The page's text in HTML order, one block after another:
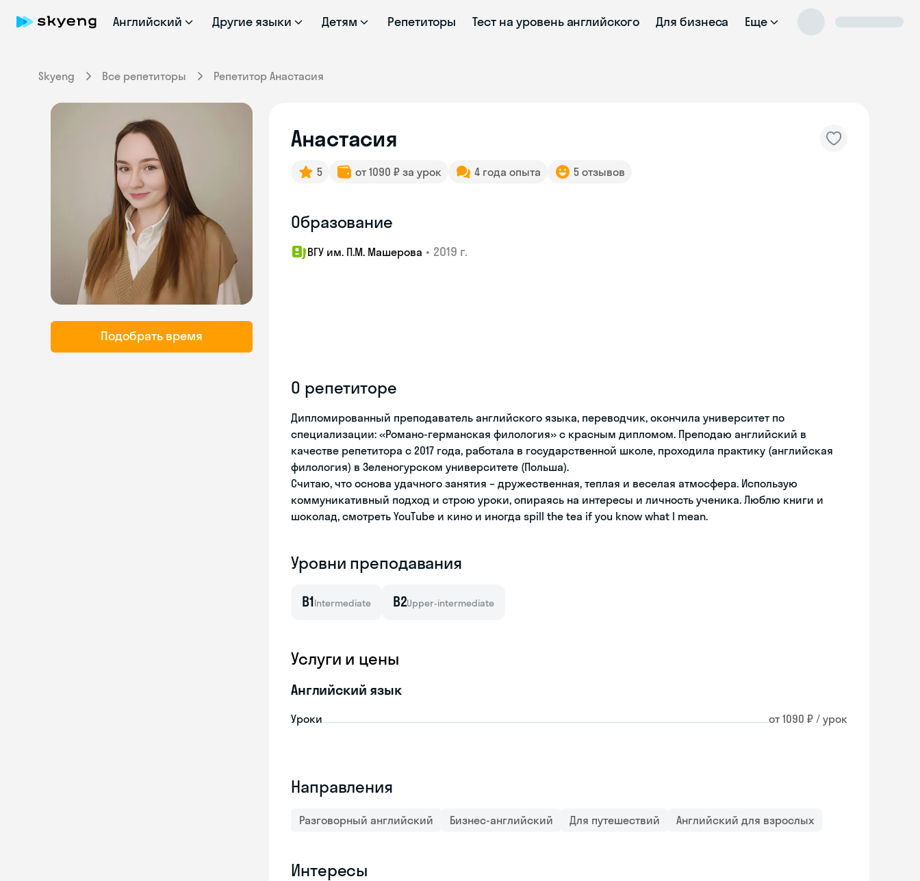
Английский Другие языки Детям Репетиторы Тест на уровень английского Для бизнеса Еще
Skyeng Все репетиторы Репетитор Анастасия
Подобрать время
Анастасия
5 от 1090 ₽ за урок 4 года опыта 5 отзывов
Образование
ВГУ им. П.М. Машерова • 2019 г.
О репетиторе
Дипломированный преподаватель английского языка, переводчик, окончила университет по
специализации: «Романо-германская филология» с красным дипломом. Преподаю английский в
качестве репетитора с 2017 года, работала в государственной школе, проходила практику (английская
филология) в Зеленогурском университете (Польша).
Считаю, что основа удачного занятия – дружественная, теплая и веселая атмосфера. Использую
коммуникативный подход и строю уроки, опираясь на интересы и личность ученика. Люблю книги и
шоколад, смотреть YouTube и кино и иногда spill the tea if you know what I mean.
Уровни преподавания
B1Intermediate B2Upper-intermediate
Услуги и цены
Английский язык
Уроки от 1090 ₽ / урок
Направления
Разговорный английский Бизнес-английский Для путешествий Английский для взрослых
Интересы